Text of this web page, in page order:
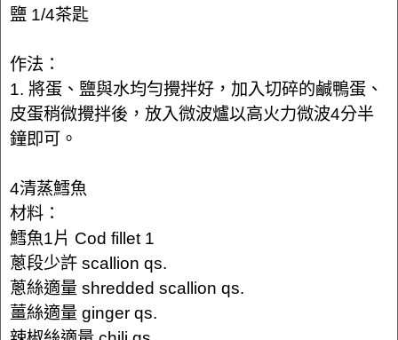
鹽 1/4茶匙
作法：
1. 將蛋、鹽與水均勻攪拌好，加入切碎的鹹鴨蛋、
皮蛋稍微攪拌後，放入微波爐以高火力微波4分半
鐘即可。
4清蒸鱈魚
材料：
鱈魚1片 Cod fillet 1
蔥段少許 scallion qs.
蔥絲適量 shredded scallion qs.
薑絲適量 ginger qs.